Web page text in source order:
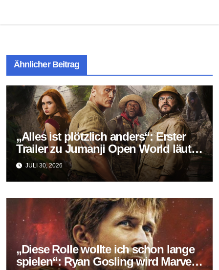
Ähnlicher Beitrag
„Alles ist plötzlich anders“: Erster
Trailer zu Jumanji Open World läutet
das Finale der Reihe ein
JULI 30, 2026
„Diese Rolle wollte ich schon lange
spielen“: Ryan Gosling wird Marvels